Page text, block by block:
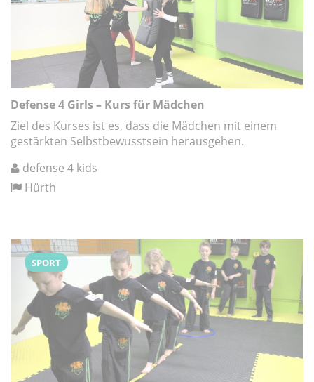
Defense 4 Girls – Kurs für Mädchen
Ziel des Kurses ist es, dass die Mädchen mit einem
gestärkten Selbstbewusstsein herausgehen.
defense 4 kids
Hürth
SPORT